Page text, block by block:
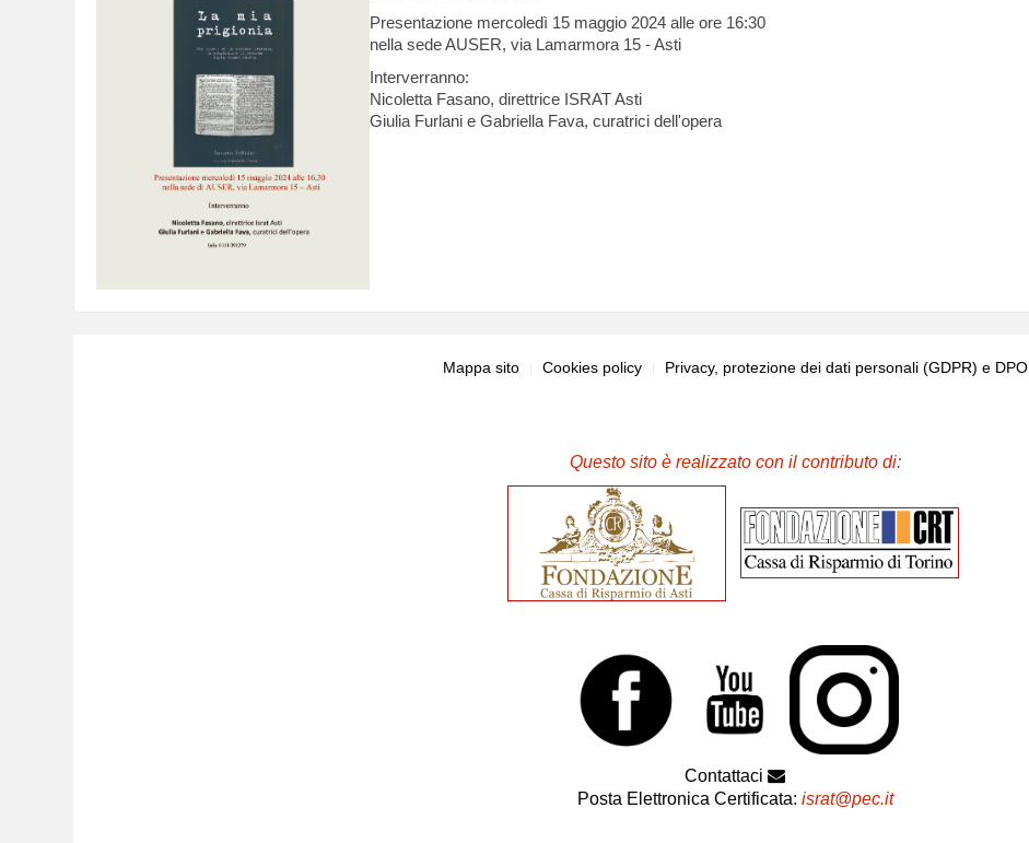
Presentazione mercoledì 15 maggio 2024 alle ore 16:30
nella sede AUSER, via Lamarmora 15 - Asti
Interverranno:
Nicoletta Fasano, direttrice ISRAT Asti
Giulia Furlani e Gabriella Fava, curatrici dell'opera
Mappa sito Cookies policy Privacy, protezione dei dati personali (GDPR) e DPO
Questo sito è realizzato con il contributo di:
Contattaci
Posta Elettronica Certificata: israt@pec.it